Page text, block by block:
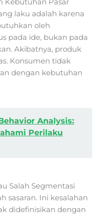
Kebutuhan Pasar
laku adalah karena
oleh
pada ide, bukan pada
Akibatnya, produk
Konsumen tidak
dengan kebutuhan
Analysis:
Perilaku
Salah Segmentasi
sasaran. Ini kesalahan
didefinisikan dengan